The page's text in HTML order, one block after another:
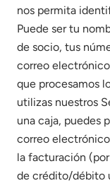
nos permita
Puede ser tu
de socio, tus
correo
que procesamos
utilizas nuestros
una caja, puedes
correo
la facturación
de crédito/débito